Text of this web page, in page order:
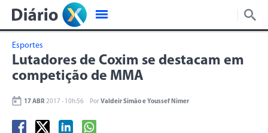
Esportes
Lutadores de Coxim se destacam em
competição de MMA
17 ABR 2017 - 10h:56 PorValdeir Simão e Youssef Nimer